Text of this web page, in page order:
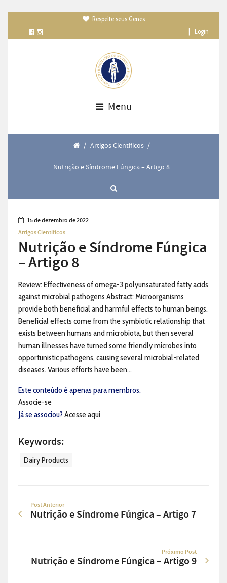
Respeite seus Genes
Login
Menu
/ Artigos Científicos /
Nutrição e Síndrome Fúngica – Artigo 8
15 de dezembro de 2022
Artigos Científicos
Nutrição e Síndrome Fúngica
– Artigo 8
Review: Effectiveness of omega-3 polyunsaturated fatty acids
against microbial pathogens Abstract: Microorganisms
provide both beneficial and harmful effects to human beings.
Beneficial effects come from the symbiotic relationship that
exists between humans and microbiota, but then several
human illnesses have turned some friendly microbes into
opportunistic pathogens, causing several microbial-related
diseases. Various efforts have been...
Este conteúdo é apenas para membros.
Associe-se
Já se associou? Acesse aqui
Keywords:
Dairy Products
Post Anterior
Nutrição e Síndrome Fúngica – Artigo 7
Próximo Post
Nutrição e Síndrome Fúngica – Artigo 9